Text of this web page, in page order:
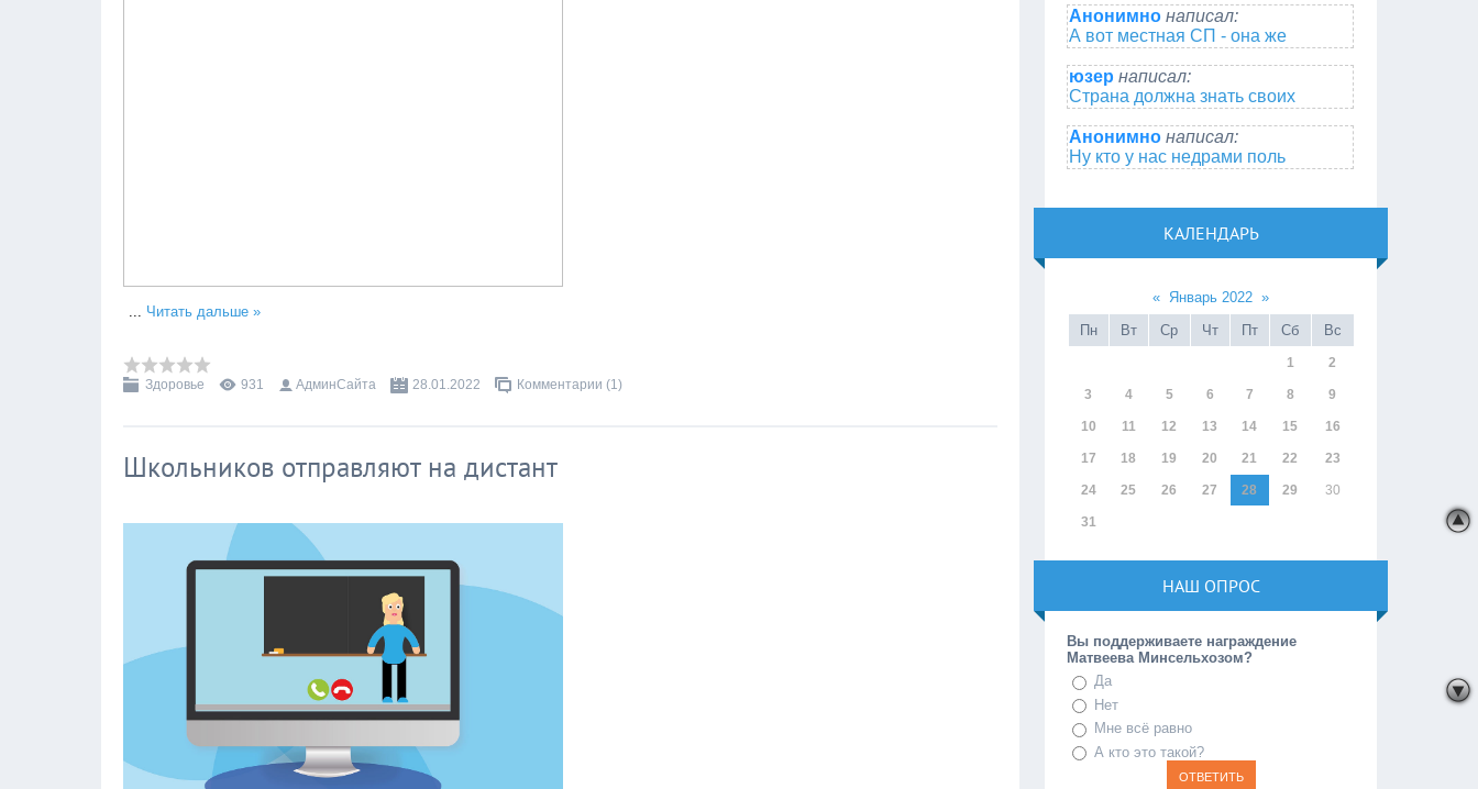
... Читать дальше »
Здоровье 931 АдминСайта 28.01.2022 Комментарии (1)
Школьников отправляют на дистант
Анонимно написал:
А вот местная СП - она же
юзер написал:
Страна должна знать своих
Анонимно написал:
Ну кто у нас недрами поль
КАЛЕНДАРЬ
« Январь 2022 »
Пн
Вт Ср Чт Пт Сб Вс
1 2
3 4 5 6 7 8 9
10 11 12 13 14 15 16
17 18 19 20 21 22 23
24 25 26 27 28 29 30
31
НАШ ОПРОС
Вы поддерживаете награждение
Матвеева Минсельхозом?
Да
Нет
Мне всё равно
А кто это такой?